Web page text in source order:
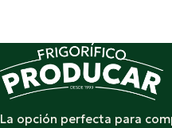
La opción perfecta para